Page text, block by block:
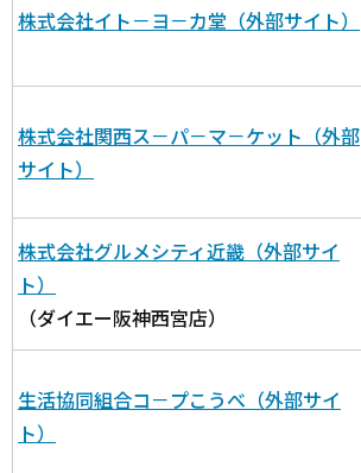
株式会社イト－ヨ－カ堂（外部サイト）
株式会社関西ス－パ－マ－ケット（外部
サイト）
株式会社グルメシティ近畿（外部サイ
ト）
（ダイエー阪神西宮店）
生活協同組合コ－プこうべ（外部サイ
ト）